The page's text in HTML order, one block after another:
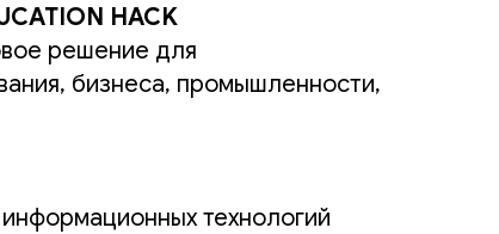
HACK
решение для
бизнеса, промышленности,
технологий